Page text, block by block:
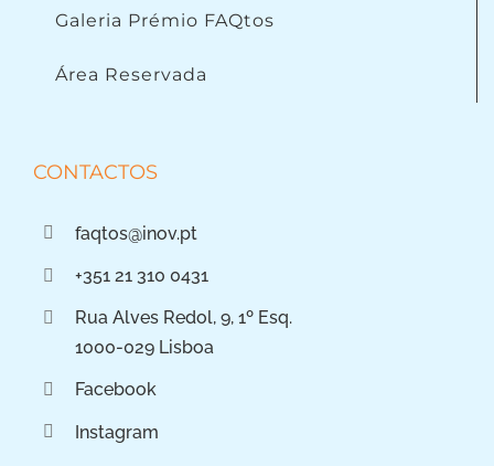
Galeria Prémio FAQtos
Área Reservada
CONTACTOS
faqtos@inov.pt
+351 21 310 0431
Rua Alves Redol, 9, 1º Esq.
1000-029 Lisboa
Facebook
Instagram